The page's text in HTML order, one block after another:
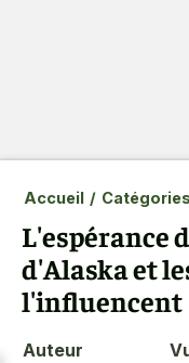
Accueil / Catégories
L'espérance
d'Alaska et
l'influencent
Auteur